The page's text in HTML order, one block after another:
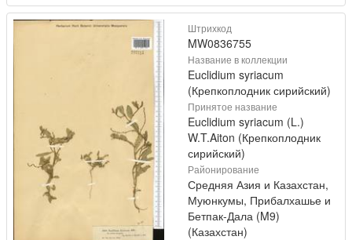
Штрихкод
MW0836755
Название в коллекции
Euclidium syriacum
(Крепкоплодник сирийский)
Принятое название
Euclidium syriacum (L.)
W.T.Aiton (Крепкоплодник
сирийский)
Районирование
Средняя Азия и Казахстан,
Муюнкумы, Прибалхашье и
Бетпак-Дала (M9)
(Казахстан)